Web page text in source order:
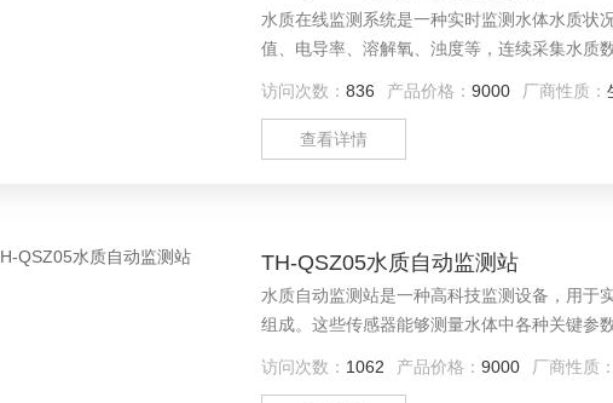
水质在线监测系统是一种实时监测水体水质状
值、电导率、溶解氧、浊度等，连续采集水质
访问次数： 836 产品价格： 9000 厂商性质：
查看详情
TH-QSZ05水质自动监测站
水质自动监测站是一种高科技监测设备，用于
组成。这些传感器能够测量水体中各种关键参
访问次数： 1062 产品价格： 9000 厂商性质：